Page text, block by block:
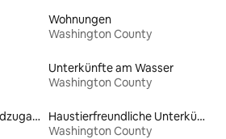
Wohnungen
Washington County
Unterkünfte am Wasser
Washington County
Unterkünfte mit Strandzugang
Haustierfreundliche Unterkünfte
Washington County